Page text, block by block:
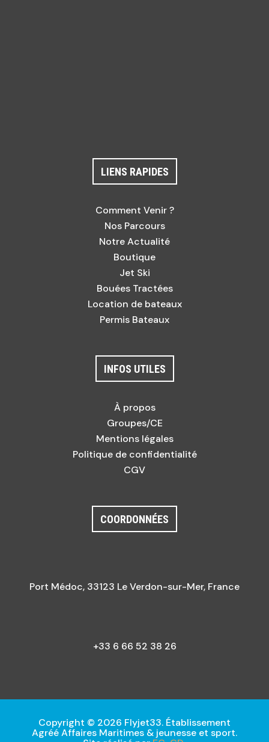
LIENS RAPIDES
Comment Venir ?
Nos Parcours
Notre Actualité
Boutique
Jet Ski
Bouées Tractées
Location de bateaux
Permis Bateaux
INFOS UTILES
À propos
Groupes/CE
Mentions légales
Politique de confidentialité
CGV
COORDONNÉES
Port Médoc, 33123 Le Verdon-sur-Mer, France
+33 6 66 52 38 26
Copyright © 2026 Flyjet33. Établissement
Agréé Affaires Maritimes & jeunesse et sport.